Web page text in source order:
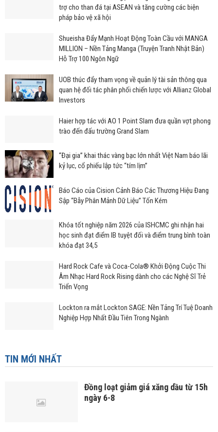
trợ cho than đá tại ASEAN và tăng cường các biện
pháp bảo vệ xã hội
Shueisha Đẩy Mạnh Hoạt Động Toàn Cầu với MANGA
MILLION – Nền Tảng Manga (Truyện Tranh Nhật Bản)
Hỗ Trợ 100 Ngôn Ngữ
UOB thúc đẩy tham vọng về quản lý tài sản thông qua
quan hệ đối tác phân phối chiến lược với Allianz Global
Investors
Haier hợp tác với AO 1 Point Slam đưa quần vợt phong
trào đến đấu trường Grand Slam
“Đại gia” khai thác vàng bạc lớn nhất Việt Nam báo lãi
kỷ lục, cổ phiếu lập tức “tím lịm”
Báo Cáo của Cision Cảnh Báo Các Thương Hiệu Đang
Sập “Bẫy Phân Mảnh Dữ Liệu” Tốn Kém
Khóa tốt nghiệp năm 2026 của ISHCMC ghi nhận hai
học sinh đạt điểm IB tuyệt đối và điểm trung bình toàn
khóa đạt 34,5
Hard Rock Cafe và Coca-Cola® Khởi Động Cuộc Thi
Âm Nhạc Hard Rock Rising dành cho các Nghệ Sĩ Trẻ
Triển Vọng
Lockton ra mắt Lockton SAGE: Nền Tảng Trí Tuệ Doanh
Nghiệp Hợp Nhất Đầu Tiên Trong Ngành
TIN MỚI NHẤT
Đồng loạt giảm giá xăng dầu từ 15h
ngày 6-8